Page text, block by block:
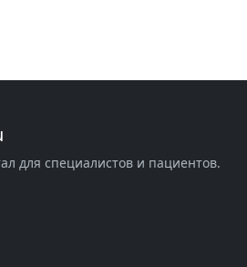
для специалистов и пациентов.